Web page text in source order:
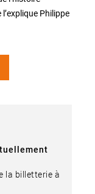
Philippe
la billetterie à